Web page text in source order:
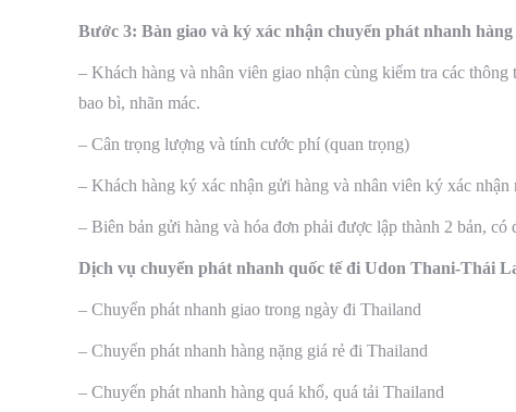
Bước 3: Bàn giao và ký xác nhận chuyển phát nhanh
– Khách hàng và nhân viên giao nhận cùng kiểm tra các
bao bì, nhãn mác.
– Cân trọng lượng và tính cước phí (quan trọng)
– Khách hàng ký xác nhận gửi hàng và nhân viên ký xác nhận
– Biên bản gửi hàng và hóa đơn phải được lập thành 2 bản,
Dịch vụ chuyển phát nhanh quốc tế đi Udon Thani-Thái
– Chuyển phát nhanh giao trong ngày đi Thailand
– Chuyển phát nhanh hàng nặng giá rẻ đi Thailand
– Chuyển phát nhanh hàng quá khổ, quá tải Thailand